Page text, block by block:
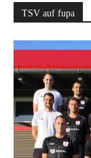
TSV auf fupa